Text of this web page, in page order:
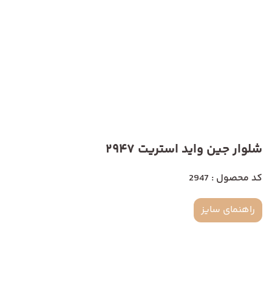
شلوار جین واید استریت 2947
کد محصول : 2947
راهنمای سایز